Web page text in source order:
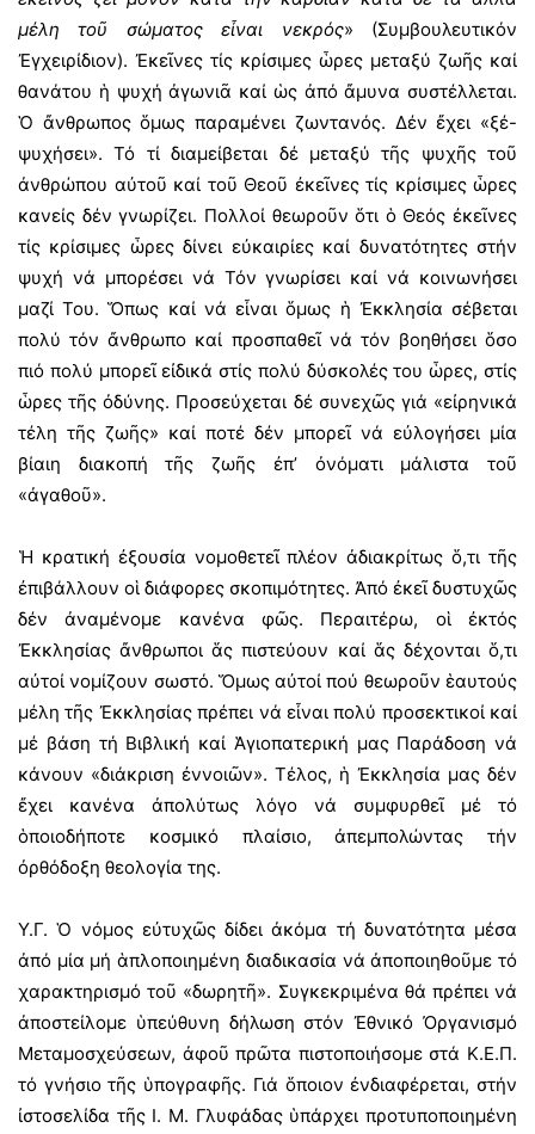
μέλη τοῦ σώματος εἶναι νεκρός» (Συμβουλευτικόν
Ἐγχειρίδιον). Ἐκεῖνες τίς κρίσιμες ὧρες μεταξύ ζωῆς καί
θανάτου ἡ ψυχή ἀγωνιᾶ καί ὡς ἀπό ἄμυνα συστέλλεται.
Ὁ ἄνθρωπος ὅμως παραμένει ζωντανός. Δέν ἔχει «ξέ-
ψυχήσει». Τό τί διαμείβεται δέ μεταξύ τῆς ψυχῆς τοῦ
ἀνθρώπου αὐτοῦ καί τοῦ Θεοῦ ἐκεῖνες τίς κρίσιμες ὧρες
κανείς δέν γνωρίζει. Πολλοί θεωροῦν ὅτι ὁ Θεός ἐκεῖνες
τίς κρίσιμες ὧρες δίνει εὐκαιρίες καί δυνατότητες στήν
ψυχή νά μπορέσει νά Τόν γνωρίσει καί νά κοινωνήσει
μαζί Του. Ὅπως καί νά εἶναι ὅμως ἡ Ἐκκλησία σέβεται
πολύ τόν ἄνθρωπο καί προσπαθεῖ νά τόν βοηθήσει ὅσο
πιό πολύ μπορεῖ εἰδικά στίς πολύ δύσκολές του ὧρες, στίς
ὧρες τῆς ὀδύνης. Προσεύχεται δέ συνεχῶς γιά «εἰρηνικά
τέλη τῆς ζωῆς» καί ποτέ δέν μπορεῖ νά εὐλογήσει μία
βίαιη διακοπή τῆς ζωῆς ἐπ’ ὀνόματι μάλιστα τοῦ
«ἀγαθοῦ».
Ἡ κρατική ἐξουσία νομοθετεῖ πλέον ἀδιακρίτως ὅ,τι τῆς
ἐπιβάλλουν οἱ διάφορες σκοπιμότητες. Ἀπό ἐκεῖ δυστυχῶς
δέν ἀναμένομε κανένα φῶς. Περαιτέρω, οἱ ἐκτός
Ἐκκλησίας ἄνθρωποι ἅς πιστεύουν καί ἅς δέχονται ὅ,τι
αὐτοί νομίζουν σωστό. Ὅμως αὐτοί πού θεωροῦν ἑαυτούς
μέλη τῆς Ἐκκλησίας πρέπει νά εἶναι πολύ προσεκτικοί καί
μέ βάση τή Βιβλική καί Ἁγιοπατερική μας Παράδοση νά
κάνουν «διάκριση ἐννοιῶν». Τέλος, ἡ Ἐκκλησία μας δέν
ἔχει κανένα ἀπολύτως λόγο νά συμφυρθεῖ μέ τό
ὁποιοδήποτε κοσμικό πλαίσιο, ἀπεμπολώντας τήν
ὀρθόδοξη θεολογία της.
Υ.Γ. Ὁ νόμος εὐτυχῶς δίδει ἀκόμα τή δυνατότητα μέσα
ἀπό μία μή ἁπλοποιημένη διαδικασία νά ἀποποιηθοῦμε τό
χαρακτηρισμό τοῦ «δωρητῆ». Συγκεκριμένα θά πρέπει νά
ἀποστείλομε ὑπεύθυνη δήλωση στόν Ἐθνικό Ὀργανισμό
Μεταμοσχεύσεων, ἀφοῦ πρῶτα πιστοποιήσομε στά Κ.Ε.Π.
τό γνήσιο τῆς ὑπογραφῆς. Γιά ὅποιον ἐνδιαφέρεται, στήν
ἰστοσελίδα τῆς Ι. Μ. Γλυφάδας ὑπάρχει προτυποποιημένη